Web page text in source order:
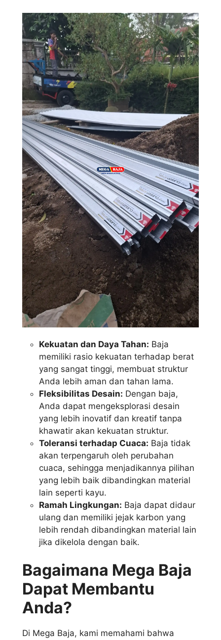
Kekuatan dan Daya Tahan: Baja
memiliki rasio kekuatan terhadap berat
yang sangat tinggi, membuat struktur
Anda lebih aman dan tahan lama.
Fleksibilitas Desain: Dengan baja,
Anda dapat mengeksplorasi desain
yang lebih inovatif dan kreatif tanpa
khawatir akan kekuatan struktur.
Toleransi terhadap Cuaca: Baja tidak
akan terpengaruh oleh perubahan
cuaca, sehingga menjadikannya pilihan
yang lebih baik dibandingkan material
lain seperti kayu.
Ramah Lingkungan: Baja dapat didaur
ulang dan memiliki jejak karbon yang
lebih rendah dibandingkan material lain
jika dikelola dengan baik.
Bagaimana Mega Baja
Dapat Membantu
Anda?
Di Mega Baja, kami memahami bahwa